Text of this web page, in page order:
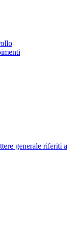
generale riferiti a